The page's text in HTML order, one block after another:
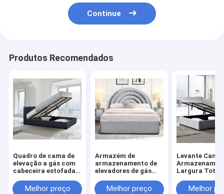
Continue
Produtos Recomendados
Quadro de cama de
elevação a gás com
cabeceira estofada,
armazenamento e
Melhor preço
Armazém de
armazenamento de
elevadores de gás
armazenamento
Melhor preço
Levante Cama
Largura Total
estofada com
Melhor